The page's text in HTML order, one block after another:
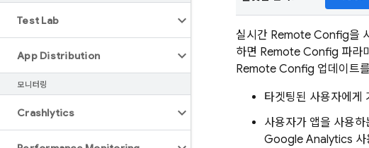
Test Lab
App Distribution
모니터링
Crashlytics
실시간 Remote Config을
하면 Remote Config 파라
Remote Config 업데이트
타겟팅된 사용자에게
사용자가 앱을 사용
Google Analytics